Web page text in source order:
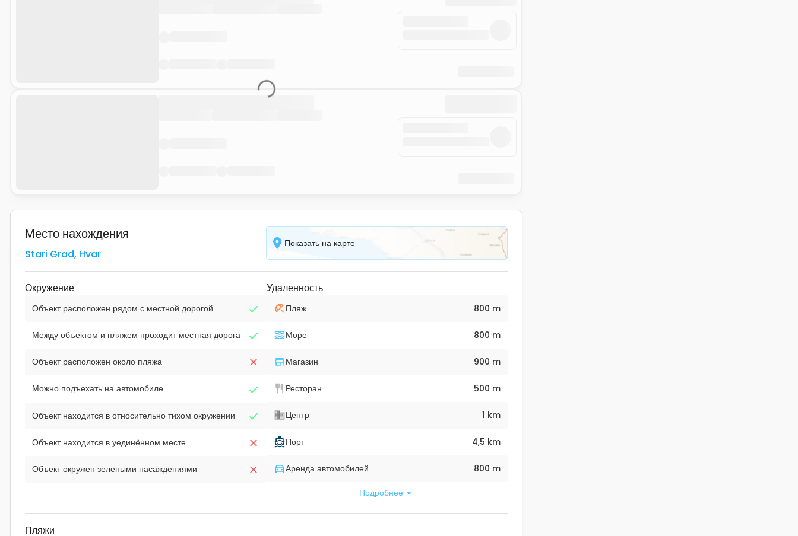
Место нахождения
Stari Grad, Hvar
Показать на карте
Окружение
Объект расположен рядом с местной дорогой
Между объектом и пляжем проходит местная дорога
Объект расположен около пляжа
Можно подъехать на автомобиле
Объект находится в относительно тихом окружении
Объект находится в уединённом месте
Объект окружен зелеными насаждениями
Удаленность
Пляж 800 m
Море 800 m
Магазин 900 m
Ресторан 500 m
Центр 1 km
Порт 4,5 km
Аренда автомобилей 800 m
Подробнее
Пляжи